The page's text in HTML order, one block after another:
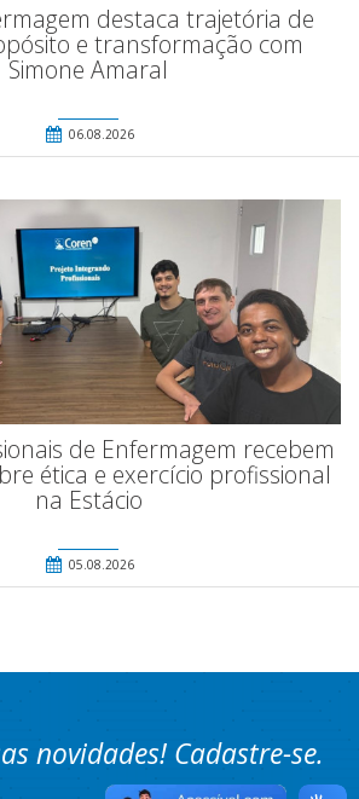
destaca trajetória de
e transformação com
Simone Amaral
06.08.2026
de Enfermagem recebem
ética e exercício profissional
na Estácio
05.08.2026
novidades! Cadastre-se.